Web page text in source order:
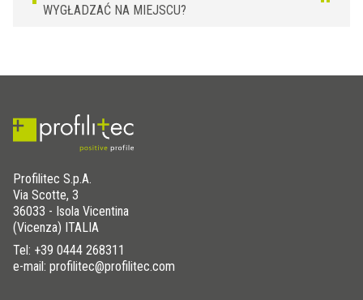
WYGŁADZAĆ NA MIEJSCU?
Profilitec S.p.A.
Via Scotte, 3
36033 - Isola Vicentina
(Vicenza) ITALIA
Tel: +39 0444 268311
e-mail: profilitec@profilitec.com